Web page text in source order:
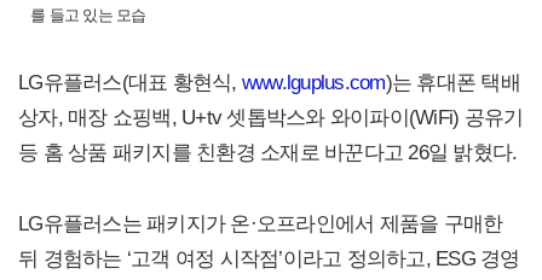
를 들고 있는 모습
LG유플러스(대표 황현식, www.lguplus.com)는 휴대폰 택배
상자, 매장 쇼핑백, U+tv 셋톱박스와 와이파이(WiFi) 공유기
등 홈 상품 패키지를 친환경 소재로 바꾼다고 26일 밝혔다.
LG유플러스는 패키지가 온·오프라인에서 제품을 구매한
뒤 경험하는 ‘고객 여정 시작점’이라고 정의하고, ESG 경영